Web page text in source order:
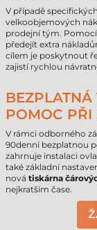
V případě
velkoobjemových
prodejní tým.
předejít extra
cílem je poskytnout
zajistí rychlou
POMOC PŘI
V rámci odborného
90denní bezplatnou
zahrnuje instalaci
také základní
nová tiskárna
nejkratším čase.